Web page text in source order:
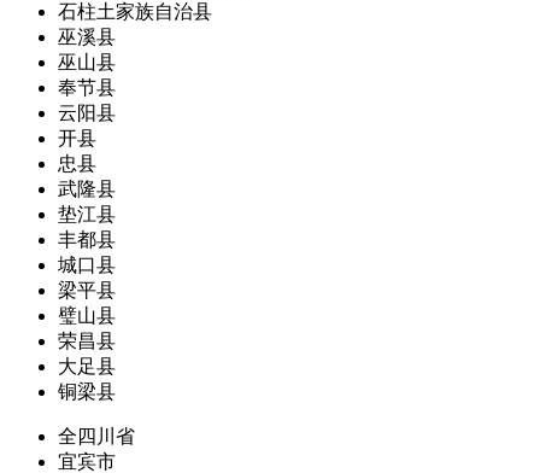
石柱土家族自治县
巫溪县
巫山县
奉节县
云阳县
开县
忠县
武隆县
垫江县
丰都县
城口县
梁平县
璧山县
荣昌县
大足县
铜梁县
全四川省
宜宾市